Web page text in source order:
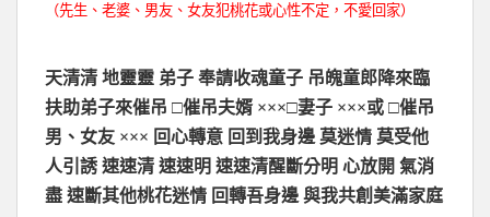
（先生、老婆、男友、女友犯桃花或心性不定，不愛回家）
天清清 地靈靈 弟子 奉請收魂童子 吊魄童郎降來臨
扶助弟子來催吊 □催吊夫婿 ×××□妻子 ×××或 □催吊
男、女友 ××× 回心轉意 回到我身邊 莫迷情 莫受他
人引誘 速速清 速速明 速速清醒斷分明 心放開 氣消
盡 速斷其他桃花迷情 回轉吾身邊 與我共創美滿家庭